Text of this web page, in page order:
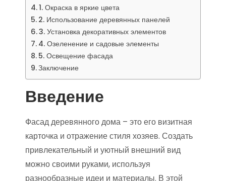
1. Окраска в яркие цвета
2. Использование деревянных панелей
3. Установка декоративных элементов
4. Озеленение и садовые элементы
5. Освещение фасада
Заключение
Введение
Фасад деревянного дома – это его визитная
карточка и отражение стиля хозяев. Создать
привлекательный и уютный внешний вид
можно своими руками, используя
разнообразные идеи и материалы. В этой